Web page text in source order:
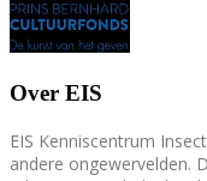
Over EIS
EIS Kenniscentrum
andere ongewervelden.